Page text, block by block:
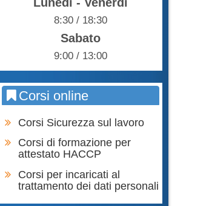
8:30 / 18:30
Sabato
9:00 / 13:00
Corsi online
Corsi Sicurezza sul lavoro
Corsi di formazione per
attestato HACCP
Corsi per incaricati al
trattamento dei dati personali